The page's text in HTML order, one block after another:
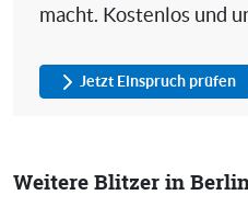
macht. Kostenlos und
Jetzt Einspruch prüfen
Weitere Blitzer in